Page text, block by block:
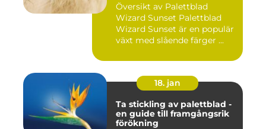
Översikt av Palettblad
Wizard Sunset Palettblad
Wizard Sunset är en populär
växt med slående färger ...
18. jan
Ta stickling av palettblad -
en guide till framgångsrik
förökning